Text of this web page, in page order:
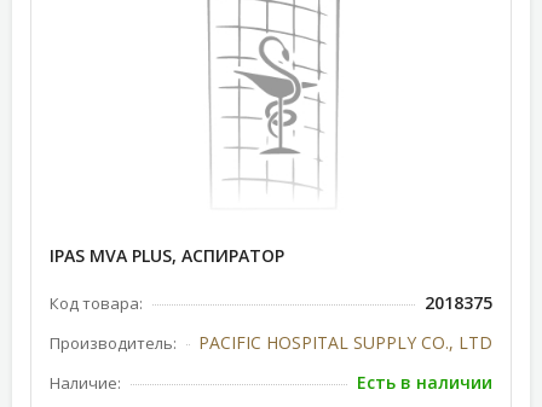
IPAS MVA PLUS, АСПИРАТОР
Код товара: 2018375
Производитель: PACIFIC HOSPITAL SUPPLY CO., LTD
Наличие: Есть в наличии